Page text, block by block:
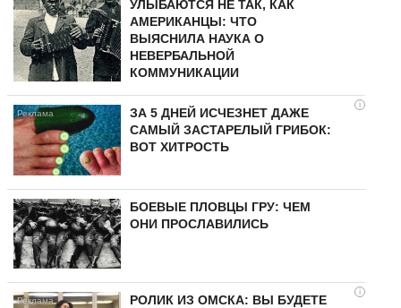
УЛЫБАЮТСЯ НЕ ТАК, КАК
АМЕРИКАНЦЫ: ЧТО
ВЫЯСНИЛА НАУКА О
НЕВЕРБАЛЬНОЙ
КОММУНИКАЦИИ
i
ЗА 5 ДНЕЙ ИСЧЕЗНЕТ ДАЖЕ
САМЫЙ ЗАСТАРЕЛЫЙ ГРИБОК:
ВОТ ХИТРОСТЬ
БОЕВЫЕ ПЛОВЦЫ ГРУ: ЧЕМ
ОНИ ПРОСЛАВИЛИСЬ
i
РОЛИК ИЗ ОМСКА: ВЫ БУДЕТЕ